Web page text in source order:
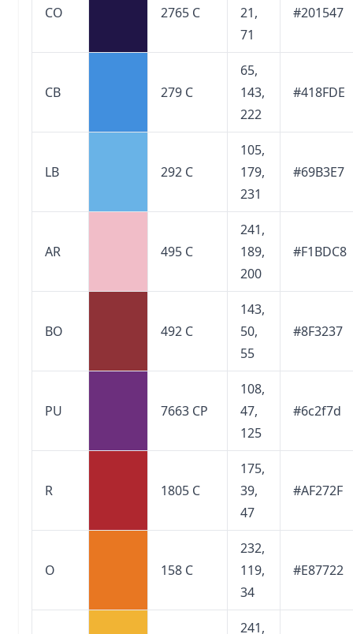
CO 2765 C
21,
71
#201547
CB 279 C
65,
143,
222
#418FDE
LB 292 C
105,
179,
231
#69B3E7
AR 495 C
241,
189,
200
#F1BDC8
BO 492 C
143,
50,
55
#8F3237
PU 7663 CP
108,
47,
125
#6c2f7d
R 1805 C
175,
39,
47
#AF272F
O 158 C
232,
119,
34
#E87722
241,